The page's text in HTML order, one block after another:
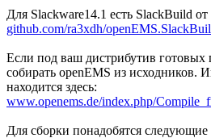
Для Slackware14.1 есть SlackBuild от
github.com/ra3xdh/
Если под ваш дистрибутив готовых
собирать openEMS из исходников.
находится здесь:
www.openems.de/index.php/
Для сборки понадобятся следующие